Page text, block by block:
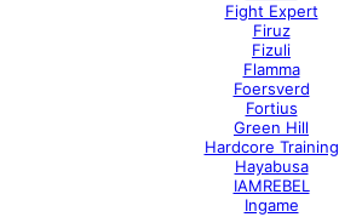
Fight Expert
Firuz
Fizuli
Flamma
Foersverd
Fortius
Green Hill
Hardcore Training
Hayabusa
IAMREBEL
Ingame